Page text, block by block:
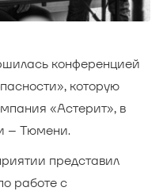
конференцией
которую
«Астерит», в
– Тюмени.
представил
работе с